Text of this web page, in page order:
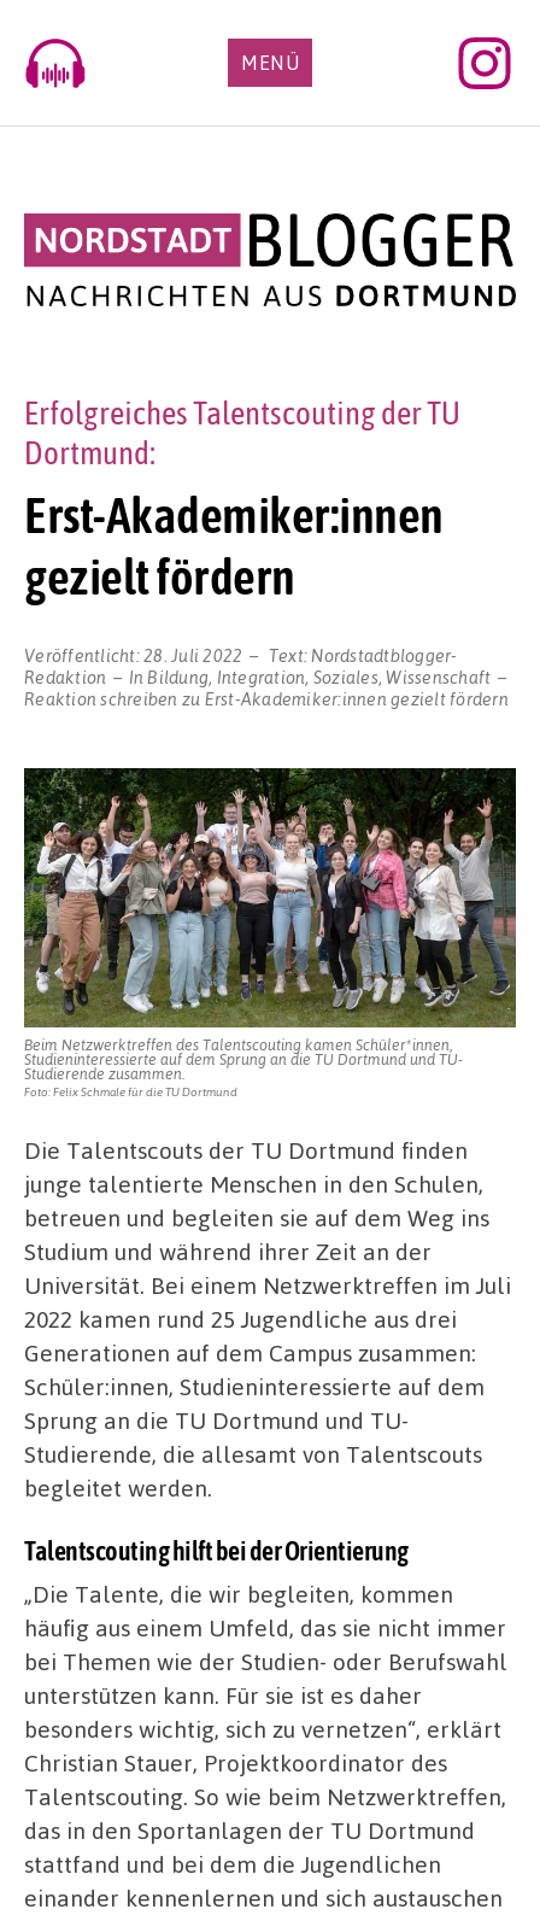
content
MENÜ
Erst-Akademiker:innen
gezielt fördern
Erfolgreiches Talentscouting der TU
Dortmund:
Veröffentlicht:28. Juli 2022 Text: Nordstadtblogger-
Redaktion
In Bildung, Integration, Soziales,Wissenschaft
Reaktion schreiben zu Erst-Akademiker:innen gezielt fördern
Beim Netzwerktreffen des Talentscouting kamen Schüler*innen,
Studieninteressierte auf dem Sprung an die TU Dortmund und TU-
Studierende zusammen.
Foto: Felix Schmale für die TU Dortmund
Die Talentscouts der TU Dortmund finden
junge talentierte Menschen in den Schulen,
betreuen und begleiten sie auf dem Weg ins
Studium und während ihrer Zeit an der
Universität. Bei einem Netzwerktreffen im Juli
2022 kamen rund 25 Jugendliche aus drei
Generationen auf dem Campus zusammen:
Schüler:innen, Studieninteressierte auf dem
Sprung an die TU Dortmund und TU-
Studierende, die allesamt von Talentscouts
begleitet werden.
Talentscouting hilft bei der Orientierung
„Die Talente, die wir begleiten, kommen
häufig aus einem Umfeld, das sie nicht immer
bei Themen wie der Studien- oder Berufswahl
unterstützen kann. Für sie ist es daher
besonders wichtig, sich zu vernetzen“, erklärt
Christian Stauer, Projektkoordinator des
Talentscouting. So wie beim Netzwerktreffen,
das in den Sportanlagen der TU Dortmund
stattfand und bei dem die Jugendlichen
einander kennenlernen und sich austauschen